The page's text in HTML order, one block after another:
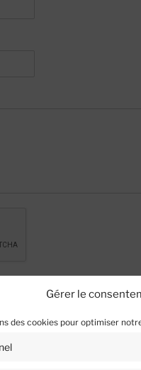
Gérer le
des cookies pour optimiser